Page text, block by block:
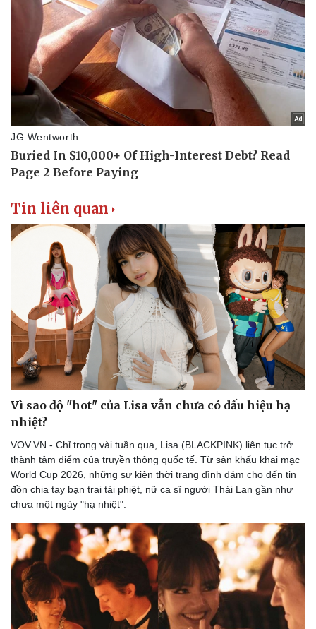
Doanh nghiệp
Thông tin doanh nghiệp
Doanh nghiệp 24h
Doanh nhân
Công nghệ
Sành điệu
Tin Công nghệ
Trải nghiệm
Tin liên quan
Vì sao độ "hot" của Lisa vẫn chưa có dấu hiệu hạ
nhiệt?
VOV.VN - Chỉ trong vài tuần qua, Lisa (BLACKPINK) liên tục trở
thành tâm điểm của truyền thông quốc tế. Từ sân khấu khai mạc
World Cup 2026, những sự kiện thời trang đình đám cho đến tin
đồn chia tay bạn trai tài phiệt, nữ ca sĩ người Thái Lan gần như
chưa một ngày "hạ nhiệt".